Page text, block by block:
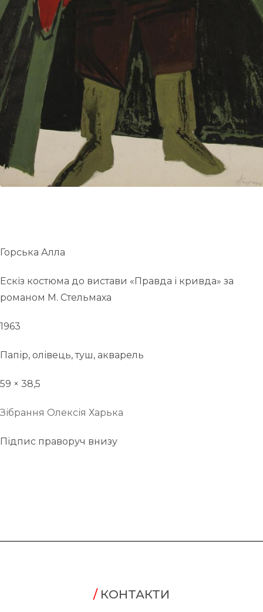
Горська Алла
Ескіз костюма до вистави «Правда і кривда» за
романом М. Стельмаха
1963
Папір, олівець, туш, акварель
59 × 38,5
Зібрання Олексія Харька
Підпис праворуч внизу
/КОНТАКТИ